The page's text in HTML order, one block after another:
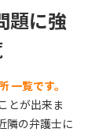
題に強
一覧です。
とが出来ま
隣の弁護士に